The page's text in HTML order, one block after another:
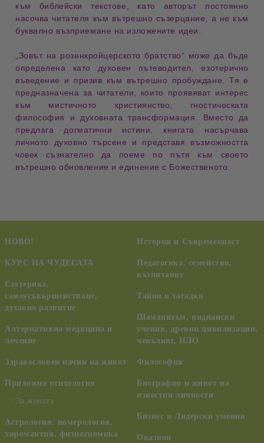
към библейски текстове, като авторът постоянно
насочва читателя към вътрешно съзерцание, а не към
буквално възприемане на изложените идеи.
„Зовът на розенкройцерското братство“ може да бъде
определена като духовен пътеводител ,езотерично
въведение
и призив към вътрешно пробуждане . Тя е
предназначена за читатели, които проявяват интерес
към мистичното християнство, гностическата
философия и духовната трансформация. Вместо да
предлага догматични истини, книгата насърчава
личното духовно търсене и представя възможността
човек съзнателно да поеме по пътя към своето
вътрешно обновление и единение с Божественото.
НОВО!
КУРС НА ЧУДЕСАТА
Езотерика,
самоусъвършенстване,
духовно развитие
Алтернативна медицина и
лечение
Здравословен начин на живот
Приложна психология
За жената
Астрология, номерология,
хиромантия, физиогномика
История и Съвременност
Педагогика, семейство,
възпитание
Тайни и загадки
Шаманизъм, индиански
учения, древни цивилизации,
ченълинг, НЛО
Философия
Биографии и живот на
известни личности
Бизнес и Лидерски умения
Оказион